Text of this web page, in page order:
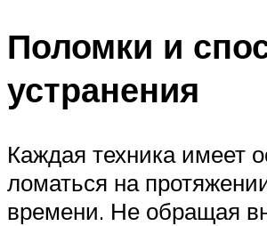
Поломки и
устранения
Каждая техника имеет
ломаться на
времени. Не обращая